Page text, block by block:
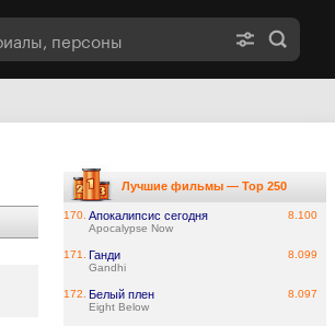
Лучшие фильмы — Top 250
170. Апокалипсис сегодня
Apocalypse Now
8.100
171. Ганди
Gandhi
8.099
172. Белый плен
Eight Below
8.097